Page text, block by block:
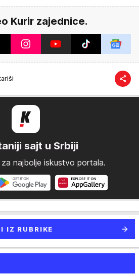
Kurir zajednice.
sajt u Srbiji
za najbolje iskustvo portala.
IZ RUBRIKE